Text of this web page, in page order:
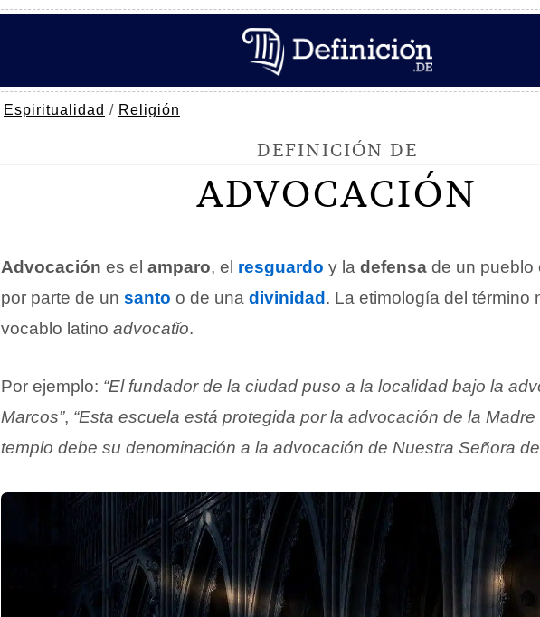
Espiritualidad / Religión
DEFINICIÓN DE
ADVOCACIÓN
Advocación es el amparo, el resguardo y la defensa de un pueblo
por parte de un santo o de una divinidad . La etimología del término
vocablo latino advocatĭo.
Por ejemplo: “El fundador de la ciudad puso a la localidad bajo la
Marcos”, “Esta escuela está protegida por la advocación de la Madre
templo debe su denominación a la advocación de Nuestra Señora